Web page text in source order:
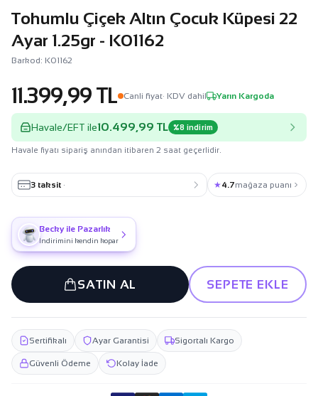
Tohumlu Çiçek Altın Çocuk Küpesi 22
Ayar 1.25gr - K01162
Barkod: K01162
11.399,99 TL Canli fiyat· KDV dahil Yarın Kargoda
Havale/EFT ile10.499,99 TL %8 indirim
Havale fiyatı sipariş anından itibaren 2 saat geçerlidir.
3 taksit · ★4.7mağaza puanı
Becky ile Pazarlık
İndirimini kendin kopar
SATIN AL SEPETE EKLE
Sertifikalı Ayar Garantisi Sigortalı Kargo
Güvenli Ödeme Kolay İade